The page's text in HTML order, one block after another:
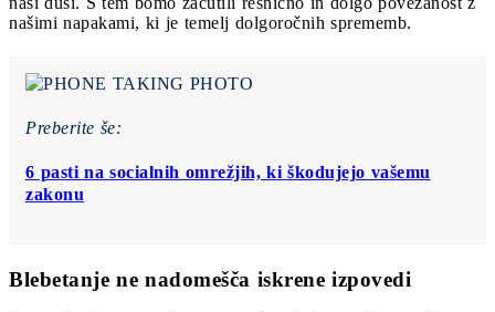
našimi napakami, ki je temelj dolgoročnih sprememb.
Preberite še:
6 pasti na socialnih omrežjih, ki škodujejo vašemu
zakonu
Blebetanje ne nadomešča iskrene izpovedi